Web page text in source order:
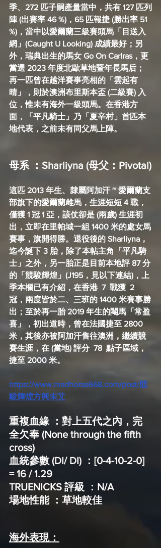
季、272 匹子嗣產量當中，共有 127 匹列
陣 (出賽率 46 %)，65 匹報捷 (勝出率 51
%)，當中以愛爾蘭三級賽頭馬「目送入
網」(Caught U Looking) 成績最好；另
外，瑞典出生的馬女 Go On Carlras，更
當選 2023 年度北歐草地暨年長馬后；
再一匹曾在越洋賽事亮相的「雲起有
晴」，則於澳洲布里斯本盃 (二級賽) 入
位，惟未有海外一級頭馬。在香港方
面，「平凡騎士」乃「夏辛村」首匹本
地代表，之前未有同父馬上陣。
母系 ：Sharliyna (母父：Pivotal)
這匹 2013 年生、隸屬阿加汗 ~ 愛爾蘭支
部旗下的愛爾蘭雌馬，生涯短短 4 戰，
僅獲 1 冠 1 亞，該仗卻是 (兩歲) 生涯初
出，立即在里帕城一組 1400 米的處女馬
賽事，旗開得勝。退役後的 Sharliyna，
迄今誕下 3 胎，除了本帖主角「平凡騎
士」之外，另一胎正是目前本地評 87 分
的「競駿輝煌」(J195，見以下連結)，上
季本欄已有介紹，在香港  7  戰獲  2
冠，兩度皆於二、三班的 1400 米賽事勝
出；至於再一胎 2019 年生的閹馬「常盈
喜」，初出道時，曾在法國捷至 2800
米，其後亦被阿加汗售往澳洲，繼續競
賽生涯，在 (當地) 評分  78  點子區域，
捷至 2000 米。
https://www.madhorse668.com/post/競
駿輝煌方興未艾
重複血緣 ：對上五代之內，完
全欠奉 (None through the fifth
cross)
血統參數 (DI/ DI) ：[0-4-10-2-0]
= 16 / 1.29
TRUENICKS 評級 ：N/A
場地性能 ：草地較佳
海外表現：